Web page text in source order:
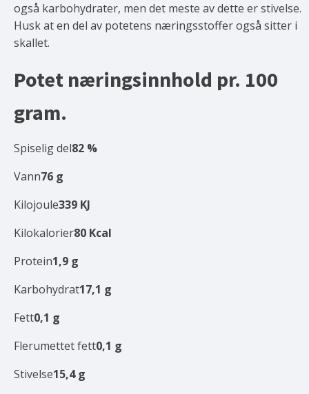
også karbohydrater, men det meste av dette er stivelse.
Husk at en del av potetens næringsstoffer også sitter i
skallet.
Potet næringsinnhold pr. 100
gram.
Spiselig del82 %
Vann76 g
Kilojoule339 KJ
Kilokalorier80 Kcal
Protein1,9 g
Karbohydrat17,1 g
Fett0,1 g
Flerumettet fett0,1 g
Stivelse15,4 g